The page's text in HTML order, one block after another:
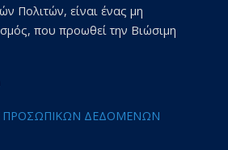
Πολιτών, είναι ένας μη
που προωθεί την Βιώσιμη
ΠΡΟΣΩΠΙΚΩΝ ΔΕΔΟΜΕΝΩΝ